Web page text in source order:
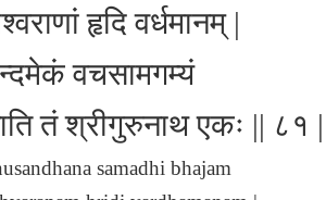
हृदि वर्धमानम् |
वचसामगम्यं
तं श्रीगुरुनाथ एकः || ८१
samadhi bhajam